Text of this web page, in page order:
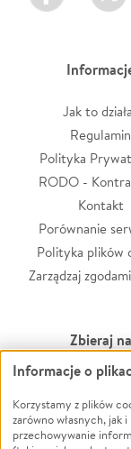
Jak to
Regulamin
Polityka
RODO -
Kontakt
Porównanie
Polityka plików
Zarządzaj
Zbieraj na
Leczenie
Zwierzęta
Pożar
Informacje o
Korzystamy z plików
zarówno własnych, jak
przechowywanie